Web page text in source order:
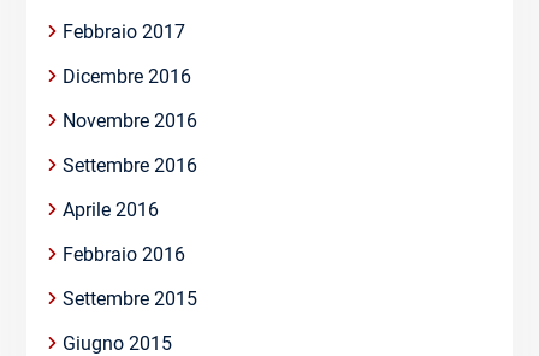
Febbraio 2017
Dicembre 2016
Novembre 2016
Settembre 2016
Aprile 2016
Febbraio 2016
Settembre 2015
Giugno 2015